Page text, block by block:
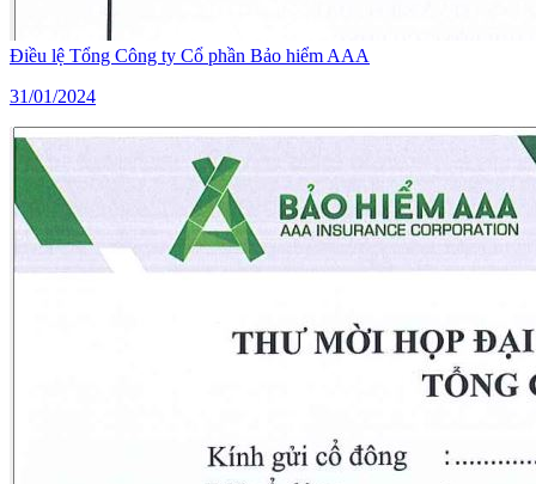
Điều lệ Tổng Công ty Cổ phần Bảo hiểm AAA
31/01/2024